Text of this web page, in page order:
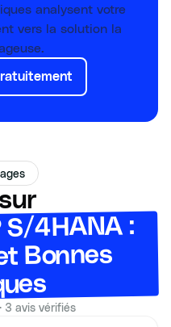
analysent votre
vers la solution la
S/4HANA :
Bonnes
3 avis vérifiés